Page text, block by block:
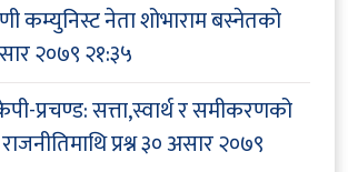
कम्युनिस्ट नेता शोभाराम बस्नेतको
२०७९ २१:३५
प्रचण्ड: सत्ता,स्वार्थ र समीकरणको
प्रश्न३० असार २०७९